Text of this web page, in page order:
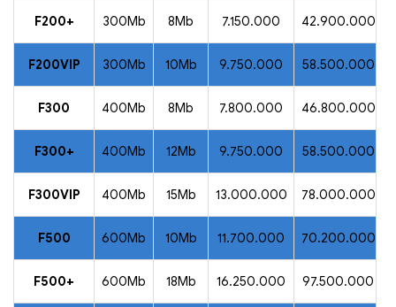
F200+ 300Mb 8Mb 7.150.000 42.900.000
F200VIP 300Mb 10Mb 9.750.000 58.500.000
F300 400Mb 8Mb 7.800.000 46.800.000
F300+ 400Mb 12Mb 9.750.000 58.500.000
F300VIP 400Mb 15Mb 13.000.000 78.000.000
F500 600Mb 10Mb 11.700.000 70.200.000
F500+ 600Mb 18Mb 16.250.000 97.500.000